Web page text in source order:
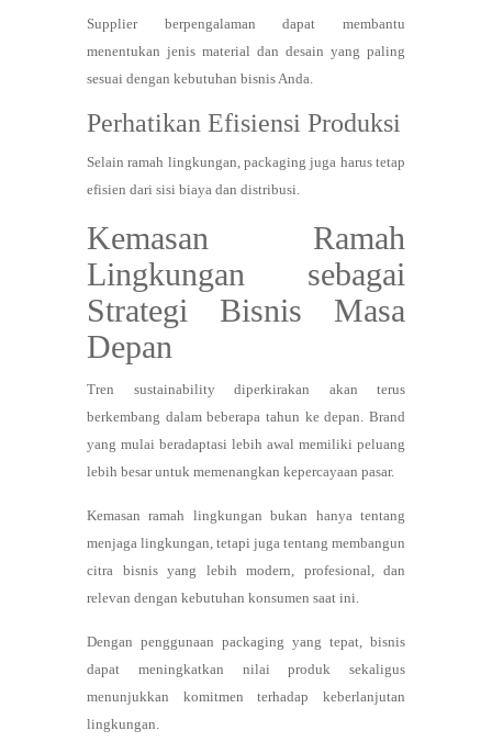
Supplier berpengalaman dapat membantu
menentukan jenis material dan desain yang paling
sesuai dengan kebutuhan bisnis Anda.
Perhatikan Efisiensi Produksi
Selain ramah lingkungan, packaging juga harus tetap
efisien dari sisi biaya dan distribusi.
Kemasan Ramah
Lingkungan sebagai
Strategi Bisnis Masa
Depan
Tren sustainability diperkirakan akan terus
berkembang dalam beberapa tahun ke depan. Brand
yang mulai beradaptasi lebih awal memiliki peluang
lebih besar untuk memenangkan kepercayaan pasar.
Kemasan ramah lingkungan bukan hanya tentang
menjaga lingkungan, tetapi juga tentang membangun
citra bisnis yang lebih modern, profesional, dan
relevan dengan kebutuhan konsumen saat ini.
Dengan penggunaan packaging yang tepat, bisnis
dapat meningkatkan nilai produk sekaligus
menunjukkan komitmen terhadap keberlanjutan
lingkungan.